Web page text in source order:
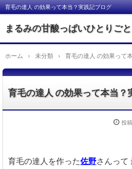
育毛の達人 の効果って本当？実践記ブログ
まるみの甘酸っぱいひとりごと
ホーム › 未分類 › 育毛の達人 の効果って
育毛の達人 の効果って本当？
投稿
育毛の達人を作った佐野さんって